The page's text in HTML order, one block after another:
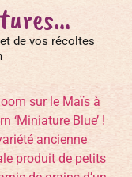
de vos récoltes